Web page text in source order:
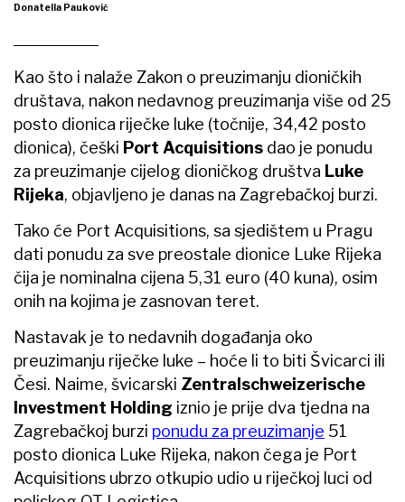
Donatella Pauković
Kao što i nalaže Zakon o preuzimanju dioničkih
društava, nakon nedavnog preuzimanja više od 25
posto dionica riječke luke (točnije, 34,42 posto
dionica), češki Port Acquisitions dao je ponudu
za preuzimanje cijelog dioničkog društva Luke
Rijeka, objavljeno je danas na Zagrebačkoj burzi.
Tako će Port Acquisitions, sa sjedištem u Pragu
dati ponudu za sve preostale dionice Luke Rijeka
čija je nominalna cijena 5,31 euro (40 kuna), osim
onih na kojima je zasnovan teret.
Nastavak je to nedavnih događanja oko
preuzimanju riječke luke – hoće li to biti Švicarci ili
Česi. Naime, švicarski Zentralschweizerische
Investment Holding iznio je prije dva tjedna na
Zagrebačkoj burzi ponudu za preuzimanje 51
posto dionica Luke Rijeka, nakon čega je Port
Acquisitions ubrzo otkupio udio u riječkoj luci od